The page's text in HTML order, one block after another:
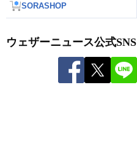
SORASHOP
ウェザーニュース公式SNS